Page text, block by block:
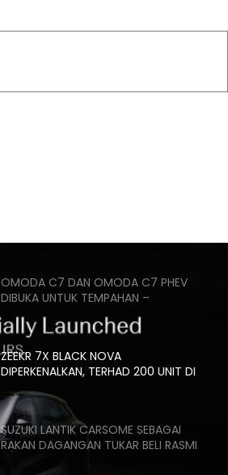
OMODA C7 DAN OMODA C7 PHEV
DIBUKA UNTUK TEMPAHAN –
ANGGARAN HARGA MULA RM160K
ZEEKR 7X BLACK NOVA
DIPERKENALKAN, TERHAD 200 UNIT DI
SUZUKI LANTIK CARSOME SEBAGAI
RAKAN DAGANGAN TUKAR BELI RASMI